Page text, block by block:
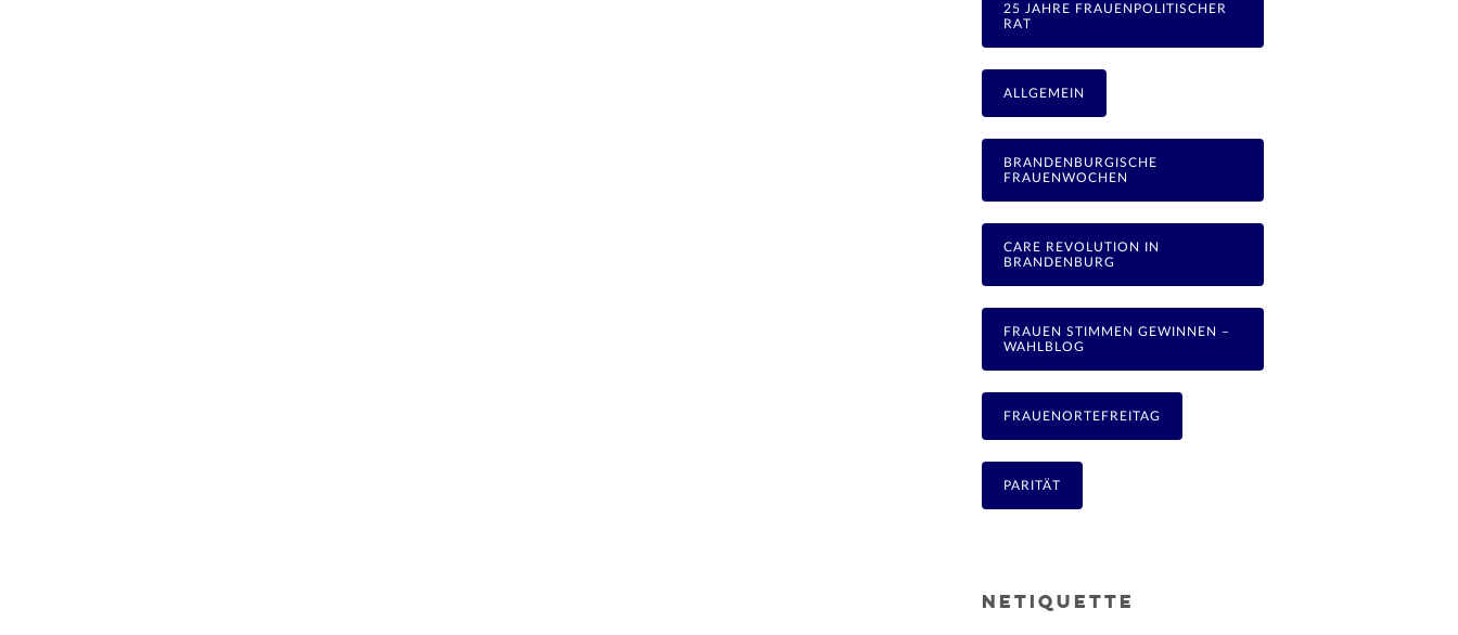
25 JAHRE FRAUENPOLITISCHER
RAT
ALLGEMEIN
BRANDENBURGISCHE
FRAUENWOCHEN
CARE REVOLUTION IN
BRANDENBURG
FRAUEN STIMMEN GEWINNEN –
WAHLBLOG
FRAUENORTEFREITAG
PARITÄT
NETIQUETTE